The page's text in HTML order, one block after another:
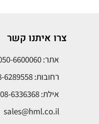
צרו איתנו קשר
אתר: 050-6600060
רחובות: 08-6289558
אילת: 08-6336368
sales@hml.co.il